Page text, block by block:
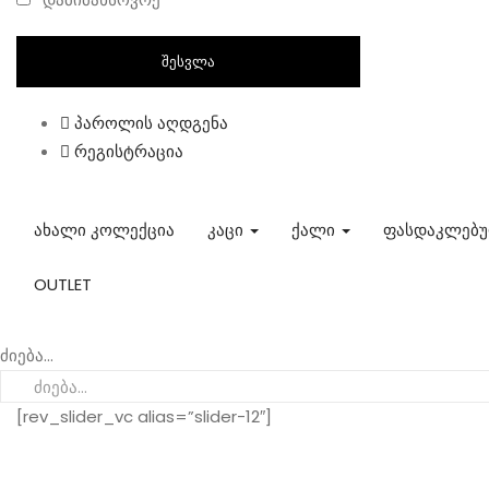
პაროლის აღდგენა
რეგისტრაცია
ახალი კოლექცია კაცი ქალი
OUTLET
ძიება...
[rev_slider_vc alias=”slider-12″]